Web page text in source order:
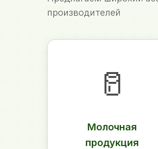
производителей
🥛
Молочная
продукция